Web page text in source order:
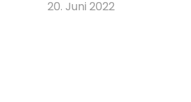
20. Juni 2022